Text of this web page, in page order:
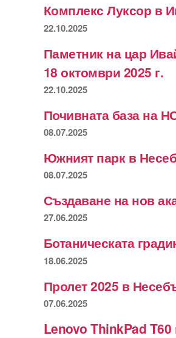
Комплекс Луксор в
22.10.2025
Паметник на цар
18 октомври 2025 г.
22.10.2025
Почивната база на
08.07.2025
Южният парк в
08.07.2025
Създаване на нов
27.06.2025
Ботаническата
18.06.2025
Пролет 2025 в
07.06.2025
Lenovo ThinkPad T60